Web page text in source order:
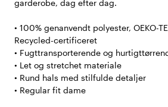
garderobe, dag efter dag.
• 100% genanvendt polyester, OEKO-
Recycled-certificeret
• Fugttransporterende og
• Let og stretchet materiale
• Rund hals med stilfulde detaljer
• Regular fit dame